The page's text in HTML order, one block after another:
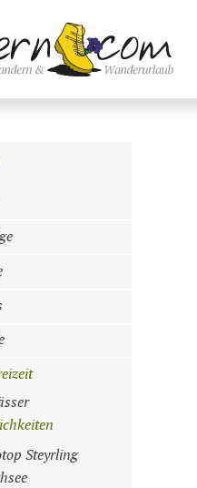
Steyrling